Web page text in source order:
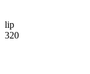
lip
320